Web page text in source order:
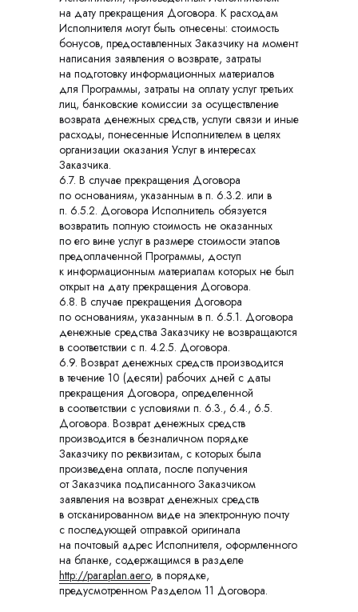
на дату прекращения Договора. К расходам
Исполнителя могут быть отнесены: стоимость
бонусов, предоставленных Заказчику на момент
написания заявления о возврате, затраты
на подготовку информационных материалов
для Программы, затраты на оплату услуг третьих
лиц, банковские комиссии за осуществление
возврата денежных средств, услуги связи и иные
расходы, понесенные Исполнителем в целях
организации оказания Услуг в интересах
Заказчика.
6.7. В случае прекращения Договора
по основаниям, указанным в п. 6.3.2. или в
п. 6.5.2. Договора Исполнитель обязуется
возвратить полную стоимость не оказанных
по его вине услуг в размере стоимости этапов
предоплаченной Программы, доступ
к информационным материалам которых не был
открыт на дату прекращения Договора.
6.8. В случае прекращения Договора
по основаниям, указанным в п. 6.5.1. Договора
денежные средства Заказчику не возвращаются
в соответствии с п. 4.2.5. Договора.
6.9. Возврат денежных средств производится
в течение 10 (десяти) рабочих дней с даты
прекращения Договора, определенной
в соответствии с условиями п. 6.3., 6.4., 6.5.
Договора. Возврат денежных средств
производится в безналичном порядке
Заказчику по реквизитам, с которых была
произведена оплата, после получения
от Заказчика подписанного Заказчиком
заявления на возврат денежных средств
в отсканированном виде на электронную почту
с последующей отправкой оригинала
на почтовый адрес Исполнителя, оформленного
на бланке, содержащимся в разделе
http://paraplan.aero, в порядке,
предусмотренном Разделом 11 Договора.